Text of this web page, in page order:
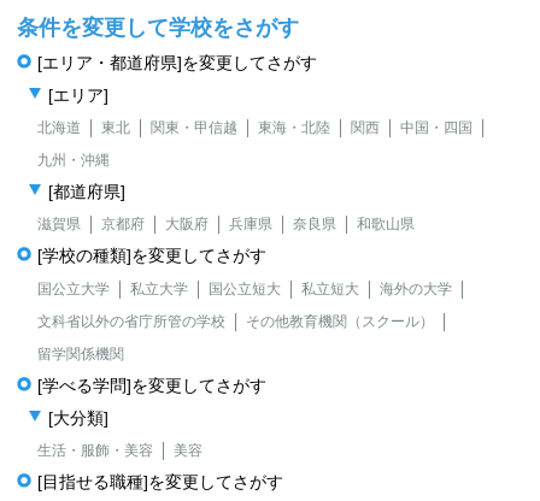
条件を変更して学校をさがす
[エリア・都道府県]を変更してさがす
[エリア]
北海道 東北 関東・甲信越 東海・北陸 関西
中国・四国
九州・沖縄
[都道府県]
滋賀県 京都府 大阪府 兵庫県 奈良県 和歌山県
[学校の種類]を変更してさがす
国公立大学 私立大学 国公立短大 私立短大
海外の大学
文科省以外の省庁所管の学校
その他教育機関（スクール）
留学関係機関
[学べる学問]を変更してさがす
[大分類]
生活・服飾・美容 美容
[目指せる職種]を変更してさがす